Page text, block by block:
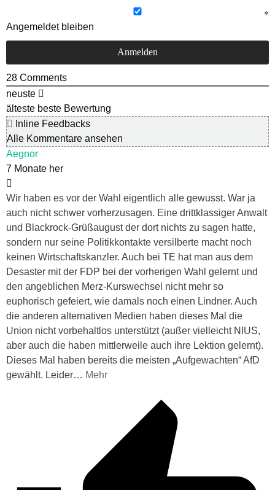
Angemeldet bleiben
28 Comments
neuste
älteste beste Bewertung
Inline Feedbacks
Alle Kommentare ansehen
Aegnor
7 Monate her
Wir haben es vor der Wahl eigentlich alle gewusst. War ja
auch nicht schwer vorherzusagen. Eine drittklassiger Anwalt
und Blackrock-Grüßaugust der dort nichts zu sagen hatte,
sondern nur seine Politikkontakte versilberte macht noch
keinen Wirtschaftskanzler. Auch bei TE hat man aus dem
Desaster mit der FDP bei der vorherigen Wahl gelernt und
den angeblichen Merz-Kurswechsel nicht mehr so
euphorisch gefeiert, wie damals noch einen Lindner. Auch
die anderen alternativen Medien haben dieses Mal die
Union nicht vorbehaltlos unterstützt (außer vielleicht NIUS,
aber auch die haben mittlerweile auch ihre Lektion gelernt).
Dieses Mal haben bereits die meisten „Aufgewachten“ AfD
gewählt. Leider… Mehr